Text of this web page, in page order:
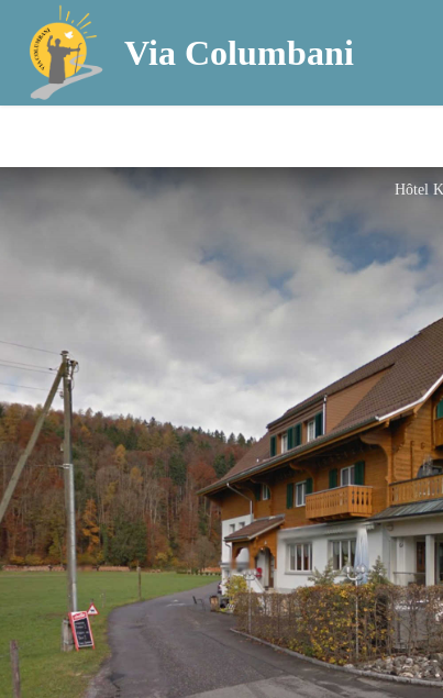
Via Columbani